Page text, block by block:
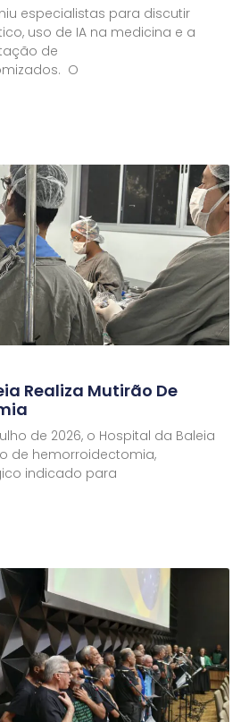
especialistas para discutir
uso de IA na medicina e a
de
O
Realiza Mutirão De
de 2026, o Hospital da Baleia
de hemorroidectomia,
indicado para